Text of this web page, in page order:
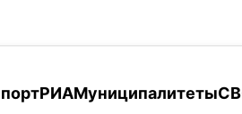
РИАМуниципалитеты